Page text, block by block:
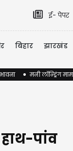
ई- पेपर
बिहार झारखंड
मनी लॉन्ड्रिंग
पांव